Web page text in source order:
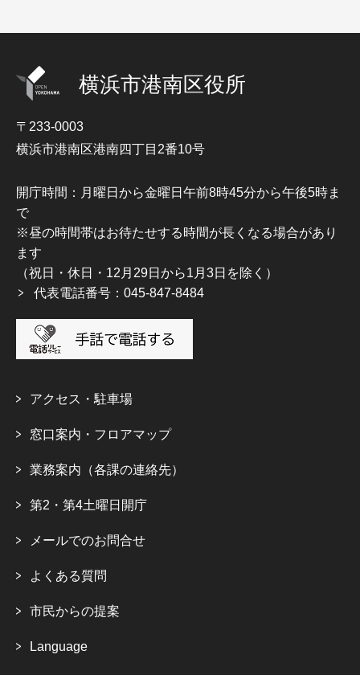
横浜市港南区役所
〒233-0003
横浜市港南区港南四丁目2番10号
開庁時間：月曜日から金曜日午前8時45分から午後5時ま
で
※昼の時間帯はお待たせする時間が長くなる場合があり
ます
（祝日・休日・12月29日から1月3日を除く）
代表電話番号：045-847-8484
アクセス・駐車場
窓口案内・フロアマップ
業務案内（各課の連絡先）
第2・第4土曜日開庁
メールでのお問合せ
よくある質問
市民からの提案
Language